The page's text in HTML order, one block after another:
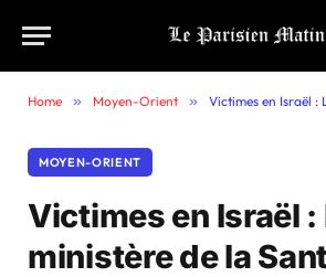
Home » Moyen-Orient » Victimes en Israël : Le ministère de la Santé recense 2 072
MOYEN-ORIENT
Victimes en Israël :
ministère de la